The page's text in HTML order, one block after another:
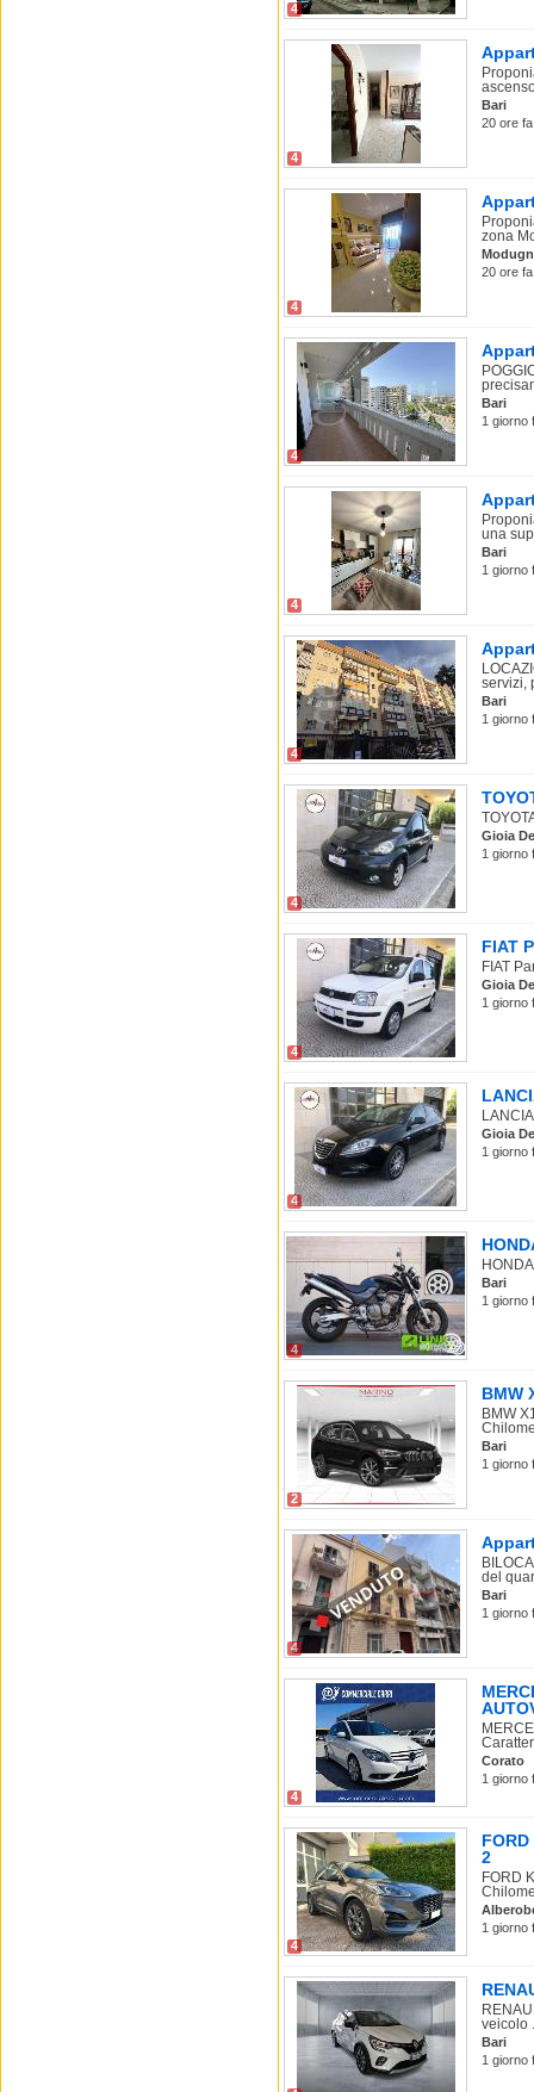
4
4
Bari
20 ore
4
zona
20 ore
4
Bari
1 giorno
4
una
Bari
1 giorno
4
servizi,
Bari
1 giorno
4
Gioia
1 giorno
4
FIAT
FIAT
Gioia
1 giorno
4
Gioia
1 giorno
4
Bari
1 giorno
2
BMW
BMW
Bari
1 giorno
4
del
Bari
1 giorno
4
Corato
1 giorno
4
2
FORD
1 giorno
veicolo
Bari
1 giorno